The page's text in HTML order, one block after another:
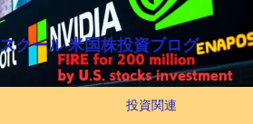
クール 米国株投資ブログ
投資関連